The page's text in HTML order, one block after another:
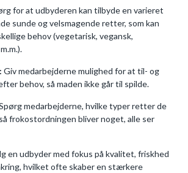
for at udbyderen kan tilbyde en varieret
sunde og velsmagende retter, som kan
behov (vegetarisk, vegansk,
Giv medarbejderne mulighed for at til- og
behov, så maden ikke går til spilde.
medarbejderne, hvilke typer retter de
frokostordningen bliver noget, alle ser
en udbyder med fokus på kvalitet, friskhed
hvilket ofte skaber en stærkere